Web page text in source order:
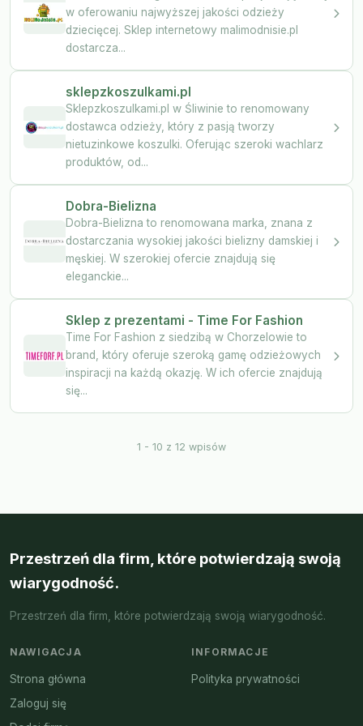
w oferowaniu najwyższej jakości odzieży
dziecięcej. Sklep internetowy malimodnisie.pl
dostarcza...
sklepzkoszulkami.pl
Sklepzkoszulkami.pl w Śliwinie to renomowany
dostawca odzieży, który z pasją tworzy
nietuzinkowe koszulki. Oferując szeroki wachlarz
produktów, od...
Dobra-Bielizna
Dobra-Bielizna to renomowana marka, znana z
dostarczania wysokiej jakości bielizny damskiej i
męskiej. W szerokiej ofercie znajdują się
eleganckie...
Sklep z prezentami - Time For Fashion
Time For Fashion z siedzibą w Chorzelowie to
brand, który oferuje szeroką gamę odzieżowych
inspiracji na każdą okazję. W ich ofercie znajdują
się...
1 - 10 z 12 wpisów
Przestrzeń dla firm, które potwierdzają swoją
wiarygodność.
Przestrzeń dla firm, które potwierdzają swoją wiarygodność.
NAWIGACJA
Strona główna
Zaloguj się
INFORMACJE
Polityka prywatności